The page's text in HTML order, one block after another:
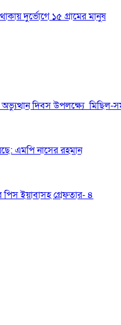
দুর্ভোগে ১৫ গ্রামের মানুষ
দিবস উপলক্ষ্যে মিছিল-
এমপি নাসের রহমান
ইয়াবাসহ গ্রেফতার- ৪